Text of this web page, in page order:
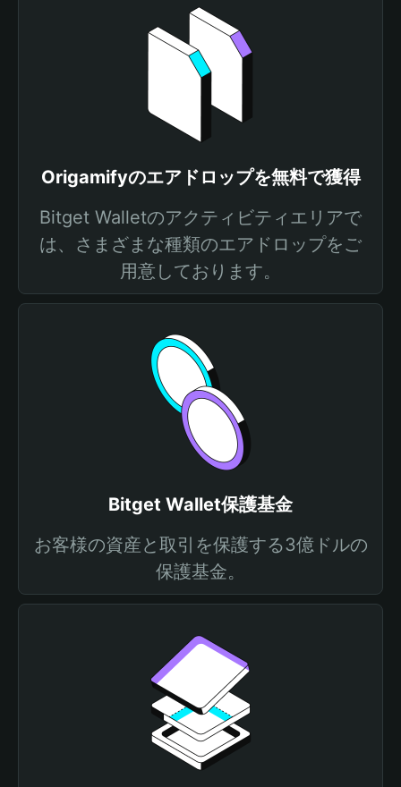
Origamifyのエアドロップを無料で獲得
Bitget Walletのアクティビティエリアで
は、さまざまな種類のエアドロップをご
用意しております。
Bitget Wallet保護基金
お客様の資産と取引を保護する3億ドルの
保護基金。